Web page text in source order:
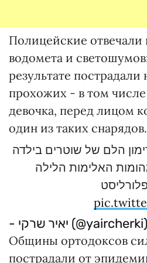
Полицейские
водомета и
результате пострадали
прохожих - в том
девочка, перед лицом
один из таких снарядов.
הלם של שוטרים בילדה
האלימות הלילה
- יאיר שרקי (@yaircherki)
Общины ортодоксов
пострадали от